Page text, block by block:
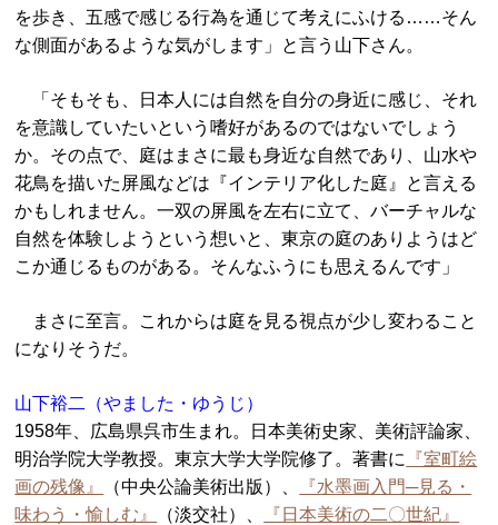
を歩き、五感で感じる行為を通じて考えにふける……そん
な側面があるような気がします」と言う山下さん。
「そもそも、日本人には自然を自分の身近に感じ、それ
を意識していたいという嗜好があるのではないでしょう
か。その点で、庭はまさに最も身近な自然であり、山水や
花鳥を描いた屏風などは『インテリア化した庭』と言える
かもしれません。一双の屏風を左右に立て、バーチャルな
自然を体験しようという想いと、東京の庭のありようはど
こか通じるものがある。そんなふうにも思えるんです」
まさに至言。これからは庭を見る視点が少し変わること
になりそうだ。
山下裕二（やました・ゆうじ）
1958年、広島県呉市生まれ。日本美術史家、美術評論家、
明治学院大学教授。東京大学大学院修了。著書に
『室町絵
画の残像』
（中央公論美術出版）、
『水墨画入門─見る・
味わう・愉しむ』
（淡交社）、
『日本美術の二〇世紀』